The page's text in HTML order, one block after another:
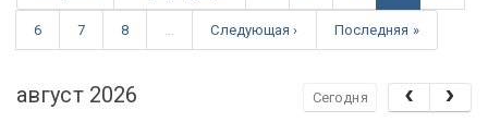
6 7 8 Следующая › Последняя »
август 2026 Сегодня